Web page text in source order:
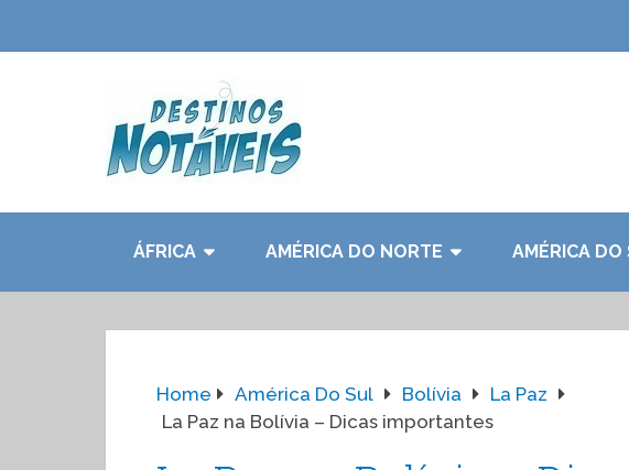
ÁFRICA AMÉRICA DO NORTE AMÉRICA DO
Home América Do Sul Bolívia
La Paz
La Paz na Bolívia – Dicas importantes